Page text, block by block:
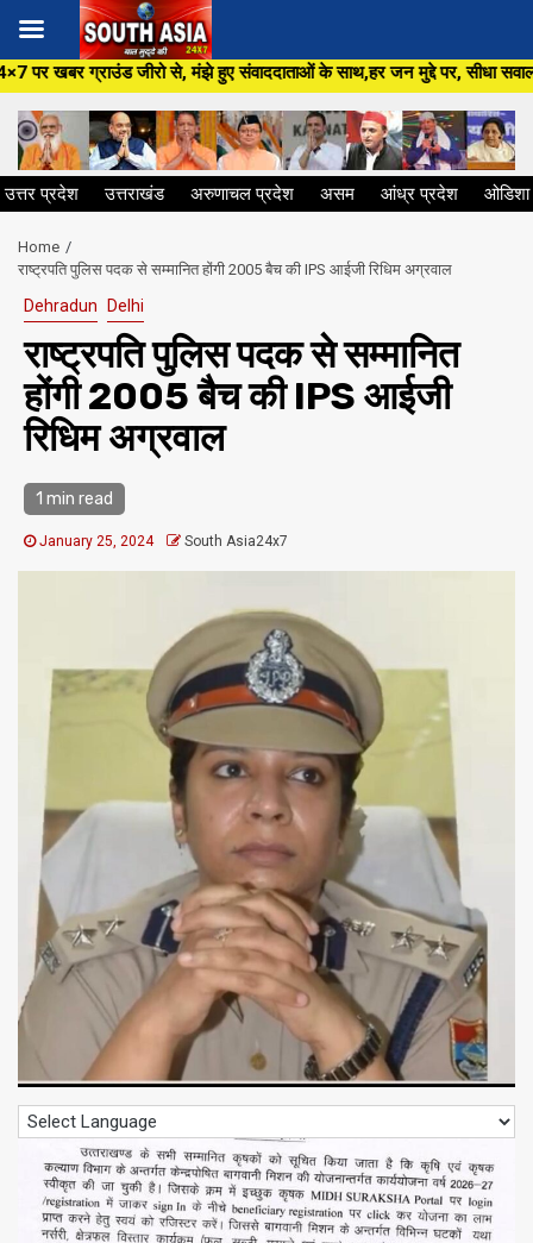
Skip
to
content
से, मंझे हुए संवाददाताओं के साथ,हर जन मुद्दे पर, सीधा सवाल सरकार से
उत्तर प्रदेश उत्तराखंड अरुणाचल प्रदेश असम आंध्र प्रदेश ओडिशा
Home
राष्ट्रपति पुलिस पदक से सम्मानित होंगी 2005 बैच की IPS आईजी रिधिम अग्रवाल
Dehradun Delhi
राष्ट्रपति पुलिस पदक से सम्मानित
होंगी 2005 बैच की IPS आईजी
रिधिम अग्रवाल
1 min read
January 25, 2024 South Asia24x7